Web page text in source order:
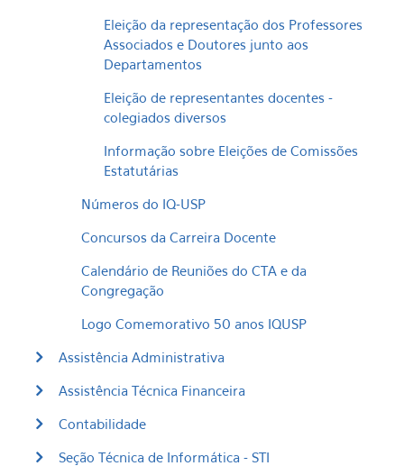
Eleição da representação dos Professores
Associados e Doutores junto aos
Departamentos
Eleição de representantes docentes -
colegiados diversos
Informação sobre Eleições de Comissões
Estatutárias
Números do IQ-USP
Concursos da Carreira Docente
Calendário de Reuniões do CTA e da
Congregação
Logo Comemorativo 50 anos IQUSP
Assistência Administrativa
Assistência Técnica Financeira
Contabilidade
Seção Técnica de Informática - STI